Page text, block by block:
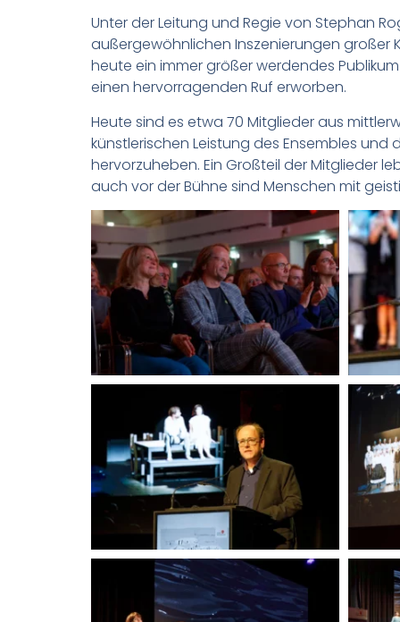
Unter der Leitung und Regie von Stephan
außergewöhnlichen Inszenierungen großer
heute ein immer größer werdendes
einen hervorragenden Ruf erworben.
Heute sind es etwa 70 Mitglieder aus
künstlerischen Leistung des Ensembles
hervorzuheben. Ein Großteil der Mitglieder
auch vor der Bühne sind Menschen mit